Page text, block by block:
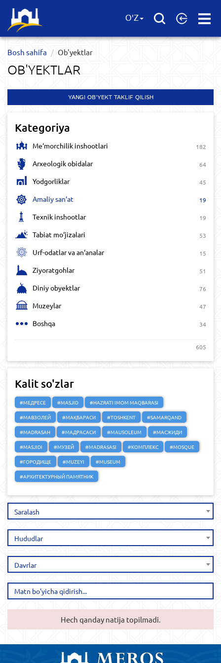
Open
O'Z
Bosh sahifa Ob'yektlar​
OB'YEKTLAR​
YANGI OB'YEKT TAKLIF QILISH
Kategoriya
Me‘morchilik inshootlari 182
Arxeologik obidalar 64
Yodgorliklar 45
Amaliy san‘at 19
Texnik inshootlar 19
Tabiat mo‘jizalari 53
Urf-odatlar va an‘analar 15
Ziyoratgohlar 51
Diniy obyektlar 76
Muzeylar 47
Boshqa 34
605
Kalit so'zlar
#МЕДРЕСЕ #MASJID
#HAZRATI IMOM MAQBARASI
#МАВЗОЛЕЙ
#МАҚБАРАСИ #TOSHKENT
#SAMARQAND
#MADRASAH
#МАДРАСАСИ #MAUSOLEUM
#МАСЖИДИ
#MASJIDI
#МУЗЕЙ #MADRASASI #КОМПЛЕКС
#MOSQUE
#ГОРОДИЩЕ
#MUZEYI
#MUSEUM
#АРХИТЕКТУРНЫЙ ПАМЯТНИК
Saralash
Hududlar
Davrlar
Hech qanday natija topilmadi.